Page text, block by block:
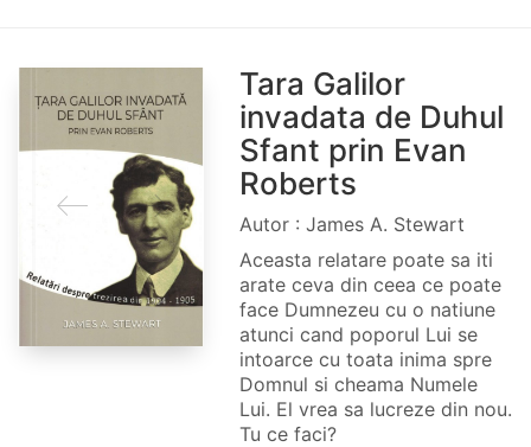
Tara Galilor
invadata de Duhul
Sfant prin Evan
Roberts
Autor : James A. Stewart
Aceasta relatare poate sa iti
arate ceva din ceea ce poate
face Dumnezeu cu o natiune
atunci cand poporul Lui se
intoarce cu toata inima spre
Domnul si cheama Numele
Lui. El vrea sa lucreze din nou.
Tu ce faci?